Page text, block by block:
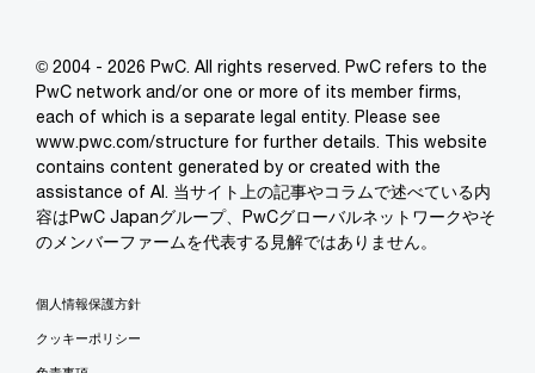
© 2004 - 2026 PwC. All rights reserved. PwC refers to the
PwC network and/or one or more of its member firms,
each of which is a separate legal entity. Please see
www.pwc.com/structure for further details. This website
contains content generated by or created with the
assistance of AI. 当サイト上の記事やコラムで述べている内
容はPwC Japanグループ、PwCグローバルネットワークやそ
のメンバーファームを代表する見解ではありません。
個人情報保護方針
クッキーポリシー